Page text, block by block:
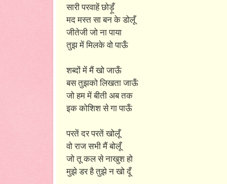
सारी परवाहें छोड़ूँ
मद मस्त सा बन के डोलूँ
जीतेजी जो ना पाया
तुझ में मिलके वो पाऊँ
शब्दों में मैं खो जाऊँ
बस तुझको लिखता जाऊँ
जो हम में बीती अब तक
इक कोशिश से गा पाऊँ
परतें दर परतें खोलूँ
वो राज सभी मैं बोलूँ
जो तू कल से नाखुश हो
मुझे डर है तुझे न खो दूँ